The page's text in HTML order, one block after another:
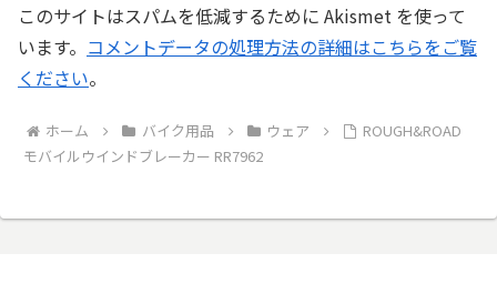
このサイトはスパムを低減するために Akismet を使って
います。 コメントデータの処理方法の詳細はこちらをご覧
ください。
ホーム バイク用品 ウェア
ROUGH&ROAD
モバイルウインドブレーカー RR7962